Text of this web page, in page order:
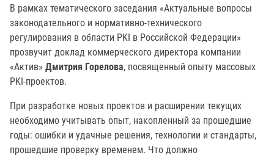
В рамках тематического заседания «Актуальные вопросы
законодательного и нормативно-технического
регулирования в области PKI в Российской Федерации»
прозвучит доклад коммерческого директора компании
«Актив» Дмитрия Горелова, посвященный опыту массовых
PKI-проектов.
При разработке новых проектов и расширении текущих
необходимо учитывать опыт, накопленный за прошедшие
годы: ошибки и удачные решения, технологии и стандарты,
прошедшие проверку временем. Что должно